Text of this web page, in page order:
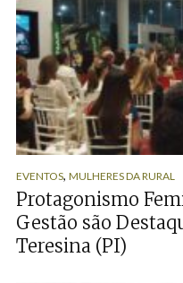
EVENTOS, MULHERES DA RURAL
Protagonismo
Gestão são
Teresina (PI)